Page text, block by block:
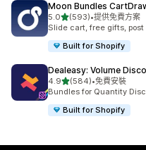
Moon Bundles
5.0滿分 5 顆星
(593)
共有 593 則評價
•提供免費方案
Slide cart, free gifts,
Built for Shopify
Dealeasy: Volume
4.9滿分 5 顆星
(584)
共有 584 則評價
•免費安裝
Bundles for Quantity
Built for Shopify